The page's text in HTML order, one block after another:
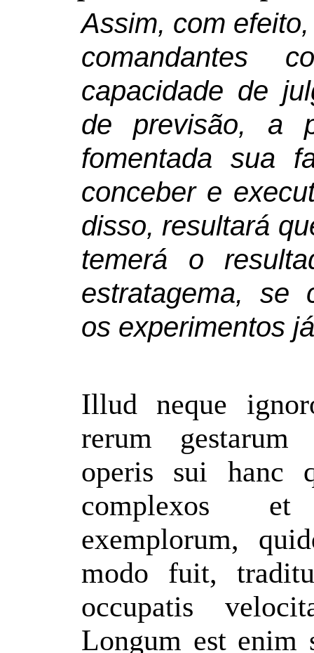
Assim, com
comandantes
capacidade de
de previsão, a
fomentada sua
conceber e
disso, resultará
temerá o
estratagema, se
os experimentos
Illud neque
rerum gestarum
operis sui hanc
complexos
exemplorum,
modo fuit,
occupatis
Longum est enim